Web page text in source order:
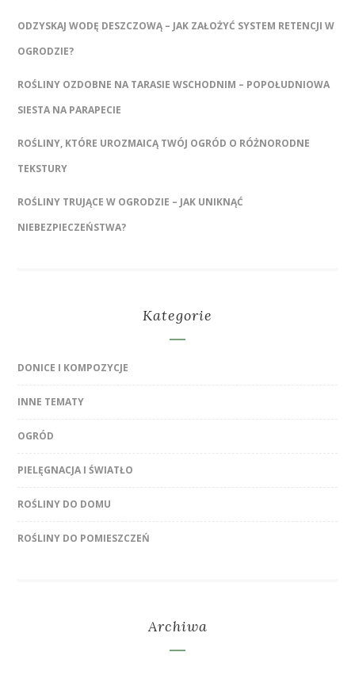
ODZYSKAJ WODĘ DESZCZOWĄ – JAK ZAŁOŻYĆ SYSTEM RETENCJI W
OGRODZIE?
ROŚLINY OZDOBNE NA TARASIE WSCHODNIM – POPOŁUDNIOWA
SIESTA NA PARAPECIE
ROŚLINY, KTÓRE UROZMAICĄ TWÓJ OGRÓD O RÓŻNORODNE
TEKSTURY
ROŚLINY TRUJĄCE W OGRODZIE – JAK UNIKNĄĆ
NIEBEZPIECZEŃSTWA?
Kategorie
DONICE I KOMPOZYCJE
INNE TEMATY
OGRÓD
PIELĘGNACJA I ŚWIATŁO
ROŚLINY DO DOMU
ROŚLINY DO POMIESZCZEŃ
Archiwa